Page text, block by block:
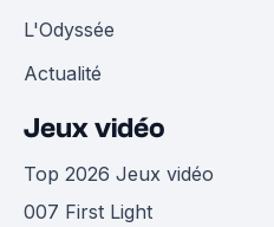
L'Odyssée
Actualité
Jeux vidéo
Top 2026 Jeux vidéo
007 First Light